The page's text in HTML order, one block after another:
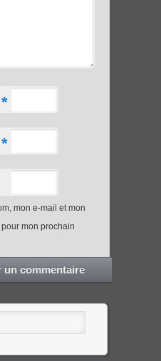
*
*
mon e-mail et mon
mon prochain